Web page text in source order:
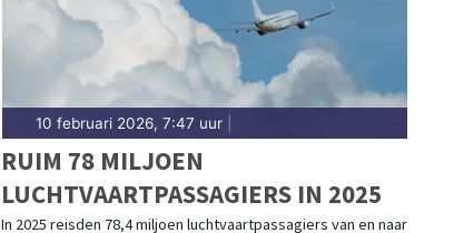
10 februari 2026, 7:47 uur|
RUIM 78 MILJOEN
LUCHTVAARTPASSAGIERS IN 2025
In 2025 reisden 78,4 miljoen luchtvaartpassagiers van en naar